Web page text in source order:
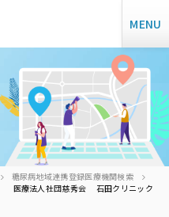
MENU
糖尿病地域連携登録医療機関検索
医療法人社団慈秀会 石田クリニック